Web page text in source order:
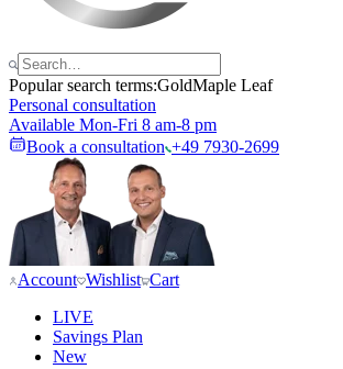
Popular search terms:GoldMaple Leaf
Personal consultation
Available Mon-Fri 8 am-8 pm
Book a consultation +49 7930-2699
Account Wishlist Cart
LIVE
Savings Plan
New